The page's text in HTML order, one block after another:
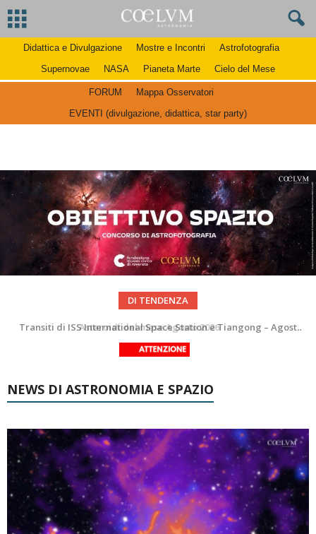
Didattica e Divulgazione Mostre e Incontri
Astrofotografia
Supernovae
NASA Pianeta Marte Cielo del Mese
FORUM
Mappa Osservatori
EVENTI (divulgazione, didattica, star party)
DI TENDENZA
Transiti di ISS International Space Station e Tiangong – Agosto 2026
La Luna del Mese – Agosto 2026
NEWS DI ASTRONOMIA E SPAZIO